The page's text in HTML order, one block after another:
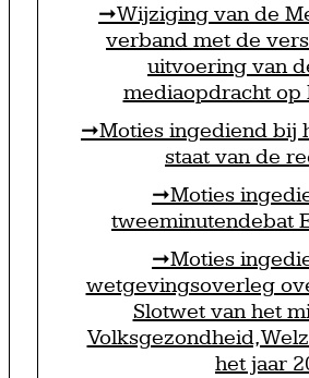
Wijziging van de
verband met de
uitvoering van
mediaopdracht op
Moties ingediend bij
staat van de
Moties
tweeminutendebat
Moties
wetgevingsoverleg
Slotwet van het
Volksgezondheid,
het jaar